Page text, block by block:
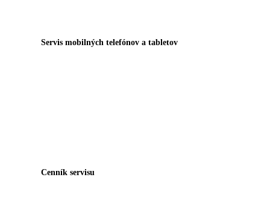
Servis mobilných telefónov a tabletov
Cenník servisu